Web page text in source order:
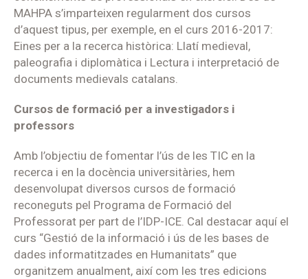
MAHPA s’imparteixen regularment dos cursos
d’aquest tipus, per exemple, en el curs 2016-2017:
Eines per a la recerca històrica: Llatí medieval,
paleografia i diplomàtica i Lectura i interpretació de
documents medievals catalans.
Cursos de formació per a investigadors i
professors
Amb l’objectiu de fomentar l’ús de les TIC en la
recerca i en la docència universitàries, hem
desenvolupat diversos cursos de formació
reconeguts pel Programa de Formació del
Professorat per part de l’IDP-ICE. Cal destacar aquí el
curs “Gestió de la informació i ús de les bases de
dades informatitzades en Humanitats” que
organitzem anualment, així com les tres edicions